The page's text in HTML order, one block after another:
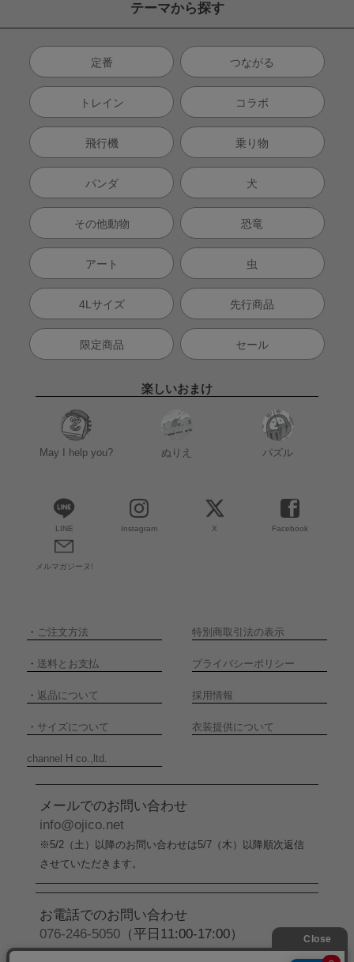
テーマから探す
定番 つながる
トレイン コラボ
飛行機 乗り物
パンダ 犬
その他動物 恐竜
アート 虫
4Lサイズ 先行商品
限定商品 セール
楽しいおまけ
May I help you? ぬりえ パズル
LINE Instagram X Facebook
メルマガジーヌ!
・ ご注文方法 特別商取引法の表示
・ 送料とお支払 プライバシーポリシー
・ 返品について 採用情報
・ サイズについて 衣装提供について
channel H co.,ltd.
メールでのお問い合わせ
info@ojico.net
※5/2（土）以降のお問い合わせは5/7（木）以降順次返信
させていただきます。
お電話でのお問い合わせ
076-246-5050 （平日11:00-17:00）
※5/2（土）から5/6（水）までの間はお電話でのお問い合